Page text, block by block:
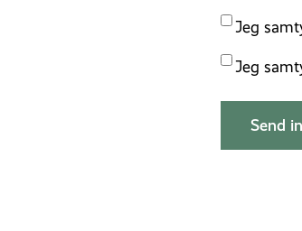
Jeg
Kampanjer
Jeg